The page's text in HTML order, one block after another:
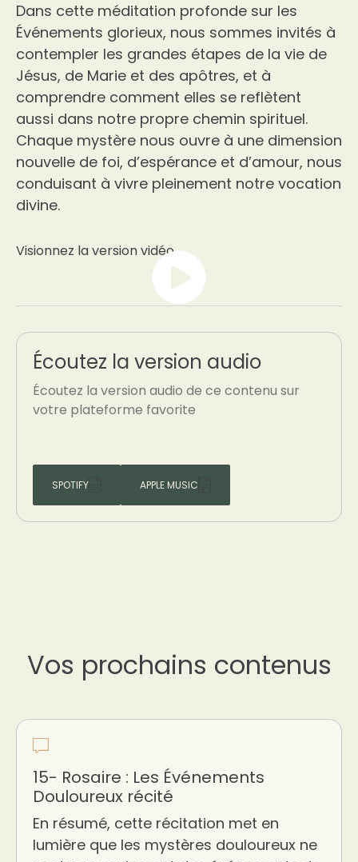
Dans cette méditation profonde sur les
Événements glorieux, nous sommes invités à
contempler les grandes étapes de la vie de
Jésus, de Marie et des apôtres, et à
comprendre comment elles se reflètent
aussi dans notre propre chemin spirituel.
Chaque mystère nous ouvre à une dimension
nouvelle de foi, d’espérance et d’amour, nous
conduisant à vivre pleinement notre vocation
divine.
Visionnez la version vidéo
Écoutez la version audio
Écoutez la version audio de ce contenu sur
votre plateforme favorite
SPOTIFY APPLE MUSIC
Vos prochains contenus
15- Rosaire : Les Événements
Douloureux récité
En résumé, cette récitation met en
lumière que les mystères douloureux ne